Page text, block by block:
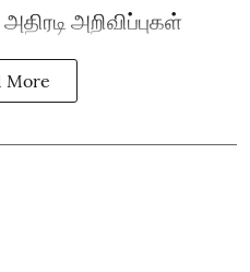
அறிவிப்புகள்
More